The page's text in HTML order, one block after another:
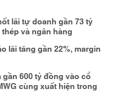
lãi tự doanh gần 73 tỷ
và ngân hàng
lãi tăng gần 22%, margin
600 tỷ đồng vào cổ
cùng xuất hiện trong